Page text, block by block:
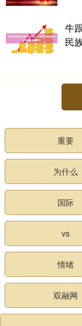
牛
民
重要
为什么
国际
vs
情绪
双融网